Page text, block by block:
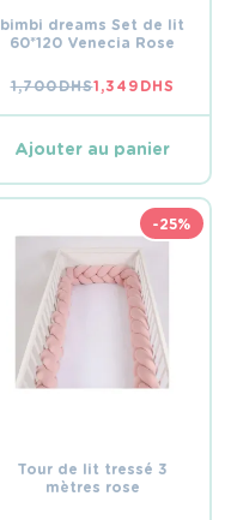
bimbi dreams Set de lit
60*120 Venecia Rose
1,700DHSLE
PRIX
ÉTAIT :
1,349 DHS
LE
PRIX
EST :
Ajouter au panier
-25%
Tour de lit tressé 3
mètres rose